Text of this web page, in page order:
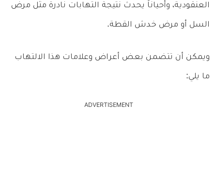
العنقودية، وأحياناً يحدث نتيجة التهابات نادرة مثل مرض
السل أو مرض خدش القطة.
ويمكن أن تتضمن بعض أعراض وعلامات هذا الالتهاب
ما يلي:
ADVERTISEMENT